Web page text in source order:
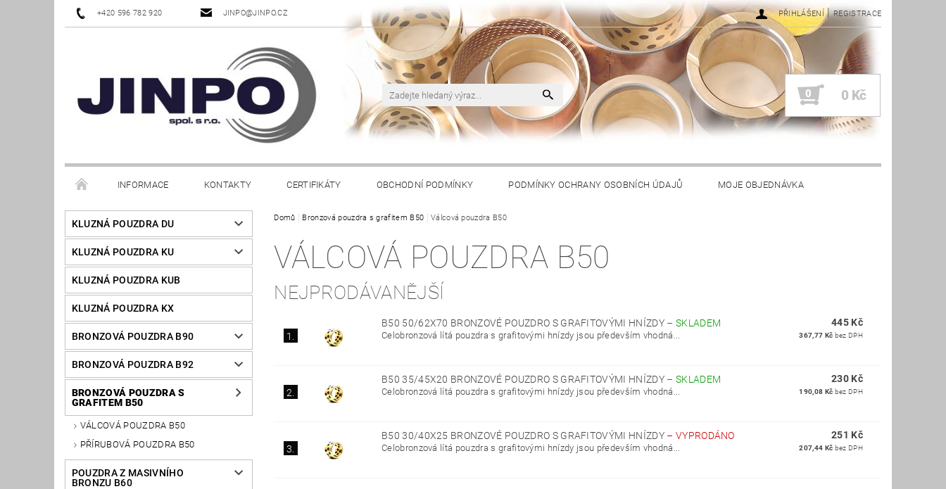
+420 596 782 920 JINPO@JINPO.CZ PŘIHLÁŠENÍ | REGISTRACE
0 0 Kč
INFORMACE KONTAKTY CERTIFIKÁTY OBCHODNÍ PODMÍNKY PODMÍNKY OCHRANY OSOBNÍCH ÚDAJŮ MOJE OBJEDNÁVKA
KLUZNÁ POUZDRA DU
KLUZNÁ POUZDRA KU
KLUZNÁ POUZDRA KUB
KLUZNÁ POUZDRA KX
BRONZOVÁ POUZDRA B90
BRONZOVÁ POUZDRA B92
BRONZOVÁ POUZDRA S
GRAFITEM B50
VÁLCOVÁ POUZDRA B50
PŘÍRUBOVÁ POUZDRA B50
POUZDRA Z MASIVNÍHO
BRONZU B60
Domů Bronzová pouzdra s grafitem B50 Válcová pouzdra B50
VÁLCOVÁ POUZDRA B50
NEJPRODÁVANĚJŠÍ
1.
B50 50/62X70 BRONZOVÉ POUZDRO S GRAFITOVÝMI HNÍZDY – SKLADEM
Celobronzová lítá pouzdra s grafitovými hnízdy jsou především vhodná...
445 Kč
367,77 Kč bez DPH
2.
B50 35/45X20 BRONZOVÉ POUZDRO S GRAFITOVÝMI HNÍZDY – SKLADEM
Celobronzová lítá pouzdra s grafitovými hnízdy jsou především vhodná...
230 Kč
190,08 Kč bez DPH
3.
B50 30/40X25 BRONZOVÉ POUZDRO S GRAFITOVÝMI HNÍZDY – VYPRODÁNO
Celobronzová lítá pouzdra s grafitovými hnízdy jsou především vhodná...
251 Kč
207,44 Kč bez DPH